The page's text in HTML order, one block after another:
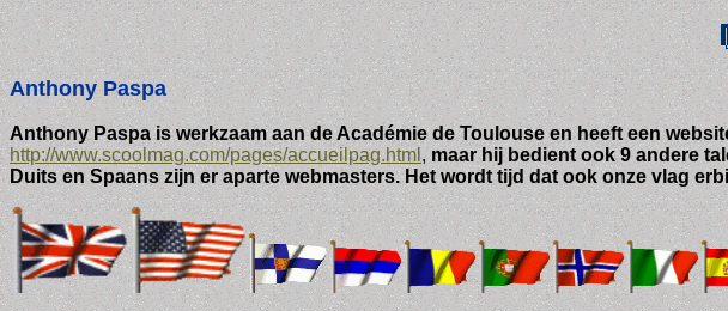
Anthony Paspa
Anthony Paspa is werkzaam aan de Académie de Toulouse en heeft een
http://www.scoolmag.com/pages/accueilpag.html , maar hij bedient ook 9 andere
Duits en Spaans zijn er aparte webmasters. Het wordt tijd dat ook onze vlag